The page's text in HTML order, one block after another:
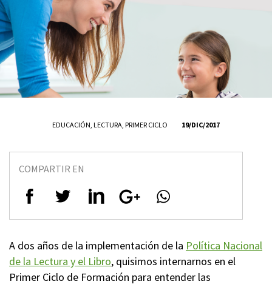
EDUCACIÓN LECTURA PRIMER CICLO 19/DIC/2017
COMPARTIR EN
A dos años de la implementación de la Política Nacional
de la Lectura y el Libro, quisimos internarnos en el
Primer Ciclo de Formación para entender las